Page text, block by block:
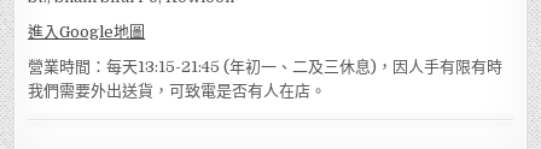
進入Google地圖
營業時間：每天13:15-21:45 (年初一、二及三休息)，因人手有限有時
我們需要外出送貨，可致電是否有人在店。